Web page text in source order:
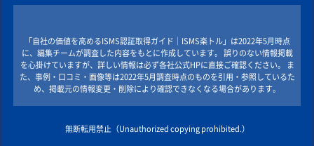
「自社の価値を高めるISMS認証取得ガイド｜ISMS楽トル」は2022年5月時点
に、編集チームが調査した内容をもとに作成しています。 誤りのない情報掲載
を心掛けていますが、詳しい情報は必ず各社公式HPに直接ご確認ください。 ま
た、事例・口コミ・画像等は2022年5月調査時点のものを引用・参照しているた
め、掲載元の情報変更・削除により確認できなくなる場合があります。
無断転用禁止（Unauthorized copying prohibited.）